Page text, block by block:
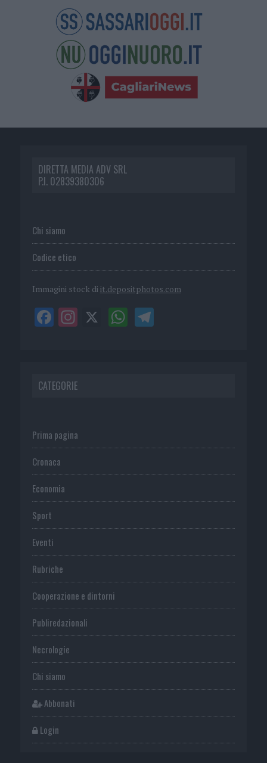
DIRETTA MEDIA ADV SRL
P.I. 02839380306
Chi siamo
Codice etico
Immagini stock di it.depositphotos.com
CATEGORIE
Prima pagina
Cronaca
Economia
Sport
Eventi
Rubriche
Cooperazione e dintorni
Publiredazionali
Necrologie
Chi siamo
Abbonati
Login